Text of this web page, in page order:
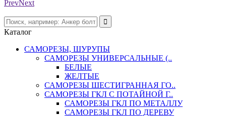
PrevNext
Каталог
САМОРЕЗЫ, ШУРУПЫ
САМОРЕЗЫ УНИВЕРСАЛЬНЫЕ (..
БЕЛЫЕ
ЖЕЛТЫЕ
САМОРЕЗЫ ШЕСТИГРАННАЯ ГО..
САМОРЕЗЫ ГКЛ С ПОТАЙНОЙ Г..
САМОРЕЗЫ ГКЛ ПО МЕТАЛЛУ
САМОРЕЗЫ ГКЛ ПО ДЕРЕВУ